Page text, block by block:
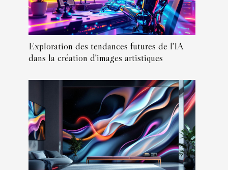
Exploration des tendances futures de l'IA
dans la création d'images artistiques